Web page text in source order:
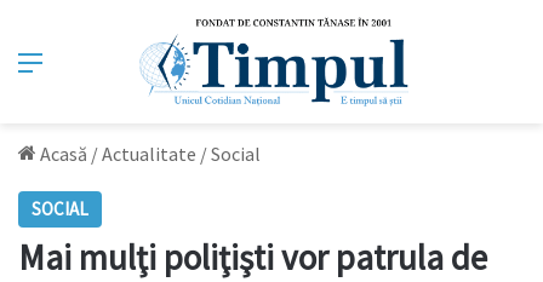
Meniu
Acasă /Actualitate /Social
SOCIAL
Mai mulţi poliţişti vor patrula de